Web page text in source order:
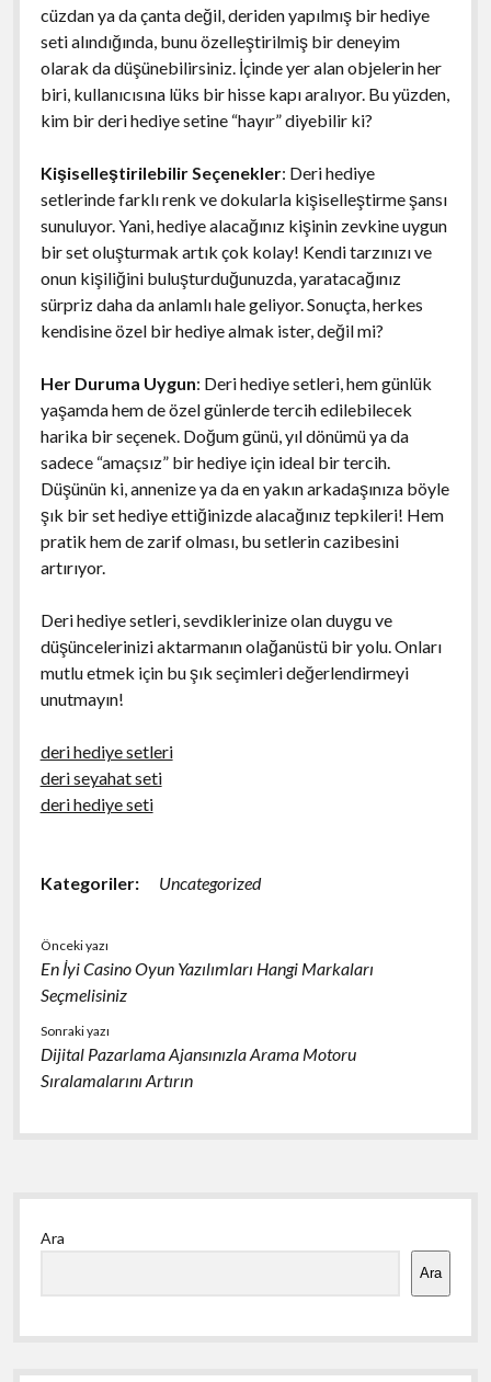
cüzdan ya da çanta değil, deriden yapılmış bir hediye
seti alındığında, bunu özelleştirilmiş bir deneyim
olarak da düşünebilirsiniz. İçinde yer alan objelerin her
biri, kullanıcısına lüks bir hisse kapı aralıyor. Bu yüzden,
kim bir deri hediye setine “hayır” diyebilir ki?
Kişiselleştirilebilir Seçenekler: Deri hediye
setlerinde farklı renk ve dokularla kişiselleştirme şansı
sunuluyor. Yani, hediye alacağınız kişinin zevkine uygun
bir set oluşturmak artık çok kolay! Kendi tarzınızı ve
onun kişiliğini buluşturduğunuzda, yaratacağınız
sürpriz daha da anlamlı hale geliyor. Sonuçta, herkes
kendisine özel bir hediye almak ister, değil mi?
Her Duruma Uygun: Deri hediye setleri, hem günlük
yaşamda hem de özel günlerde tercih edilebilecek
harika bir seçenek. Doğum günü, yıl dönümü ya da
sadece “amaçsız” bir hediye için ideal bir tercih.
Düşünün ki, annenize ya da en yakın arkadaşınıza böyle
şık bir set hediye ettiğinizde alacağınız tepkileri! Hem
pratik hem de zarif olması, bu setlerin cazibesini
artırıyor.
Deri hediye setleri, sevdiklerinize olan duygu ve
düşüncelerinizi aktarmanın olağanüstü bir yolu. Onları
mutlu etmek için bu şık seçimleri değerlendirmeyi
unutmayın!
deri hediye setleri
deri seyahat seti
deri hediye seti
Kategoriler: Uncategorized
Önceki yazı
En İyi Casino Oyun Yazılımları Hangi Markaları
Seçmelisiniz
Sonraki yazı
Dijital Pazarlama Ajansınızla Arama Motoru
Sıralamalarını Artırın
Yan
Menü
Ara
Ara